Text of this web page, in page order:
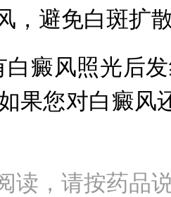
，避免白斑扩
风照光后发
果您对白癜
读，请按药品